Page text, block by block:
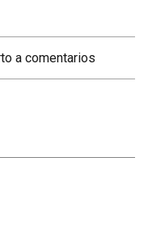
a comentarios